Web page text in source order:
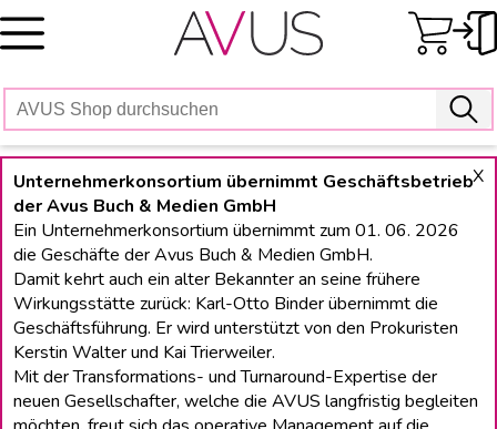
Skip
to
X
Unternehmerkonsortium übernimmt Geschäftsbetrieb
der Avus Buch & Medien GmbH
Ein Unternehmerkonsortium übernimmt zum 01. 06. 2026
die Geschäfte der Avus Buch & Medien GmbH.
Damit kehrt auch ein alter Bekannter an seine frühere
Wirkungsstätte zurück: Karl-Otto Binder übernimmt die
Geschäftsführung. Er wird unterstützt von den Prokuristen
Kerstin Walter und Kai Trierweiler.
Mit der Transformations- und Turnaround-Expertise der
neuen Gesellschafter, welche die AVUS langfristig begleiten